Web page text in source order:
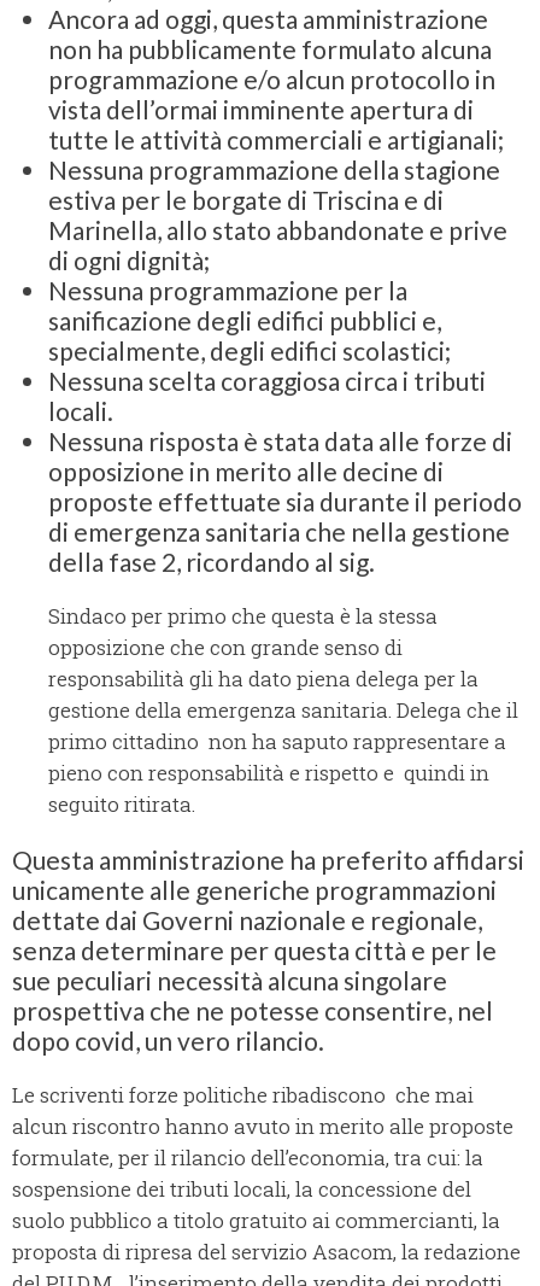
Ancora ad oggi, questa amministrazione
non ha pubblicamente formulato alcuna
programmazione e/o alcun protocollo in
vista dell’ormai imminente apertura di
tutte le attività commerciali e artigianali;
Nessuna programmazione della stagione
estiva per le borgate di Triscina e di
Marinella, allo stato abbandonate e prive
di ogni dignità;
Nessuna programmazione per la
sanificazione degli edifici pubblici e,
specialmente, degli edifici scolastici;
Nessuna scelta coraggiosa circa i tributi
locali.
Nessuna risposta è stata data alle forze di
opposizione in merito alle decine di
proposte effettuate sia durante il periodo
di emergenza sanitaria che nella gestione
della fase 2, ricordando al sig.
Sindaco per primo che questa è la stessa
opposizione che con grande senso di
responsabilità gli ha dato piena delega per la
gestione della emergenza sanitaria. Delega che il
primo cittadino non ha saputo rappresentare a
pieno con responsabilità e rispetto e quindi in
seguito ritirata.
Questa amministrazione ha preferito affidarsi
unicamente alle generiche programmazioni
dettate dai Governi nazionale e regionale,
senza determinare per questa città e per le
sue peculiari necessità alcuna singolare
prospettiva che ne potesse consentire, nel
dopo covid, un vero rilancio.
Le scriventi forze politiche ribadiscono che mai
alcun riscontro hanno avuto in merito alle proposte
formulate, per il rilancio dell’economia, tra cui: la
sospensione dei tributi locali, la concessione del
suolo pubblico a titolo gratuito ai commercianti, la
proposta di ripresa del servizio Asacom, la redazione